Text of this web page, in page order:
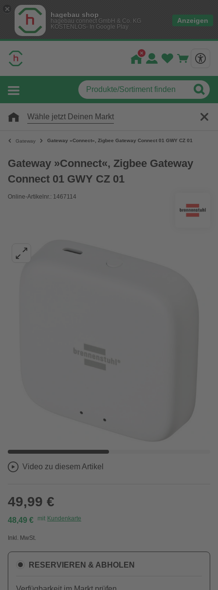
hagebau shop
hagebau connect GmbH & Co. KG
KOSTENLOS- In Google Play
Anzeigen
Wähle jetzt Deinen Markt
Gateway Gateway »Connect«, Zigbee Gateway Connect 01 GWY CZ 01
Gateway »Connect«, Zigbee Gateway
Connect 01 GWY CZ 01
Online-Artikelnr.: 1467114
Video zu diesem Artikel
49,99 €
48,49 € mit Kundenkarte
Inkl. MwSt.
RESERVIEREN & ABHOLEN